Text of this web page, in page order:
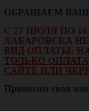
ОБРАЩАЕМ
С 27 ИЮЛЯ ПО
ХАБАРОВСКА
ВИД ОПЛАТЫ:
ТОЛЬКО
САЙТЕ ИЛИ
Приносим свои